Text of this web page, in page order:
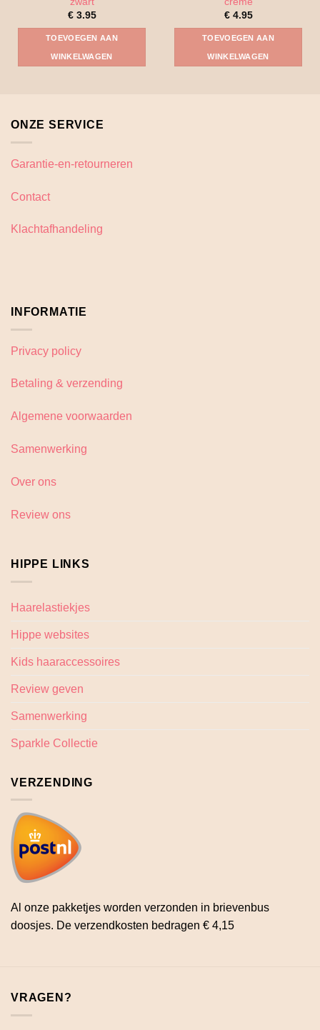
€3.95
TOEVOEGEN AAN
WINKELWAGEN
€4.95
TOEVOEGEN AAN
WINKELWAGEN
ONZE SERVICE
Garantie-en-retourneren
Contact
Klachtafhandeling
INFORMATIE
Privacy policy
Betaling & verzending
Algemene voorwaarden
Samenwerking
Over ons
Review ons
HIPPE LINKS
Haarelastiekjes
Hippe websites
Kids haaraccessoires
Review geven
Samenwerking
Sparkle Collectie
VERZENDING
Al onze pakketjes worden verzonden in brievenbus
doosjes. De verzendkosten bedragen € 4,15
VRAGEN?